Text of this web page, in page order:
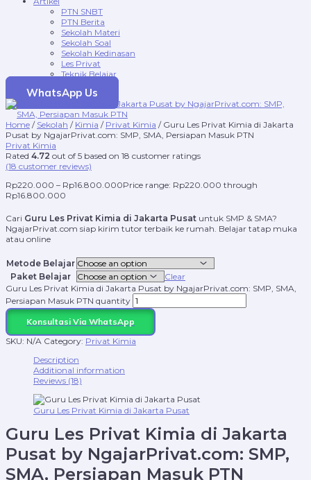
PTN SNBT
PTN Berita
Sekolah Materi
Sekolah Soal
Sekolah Kedinasan
Les Privat
Teknik Belajar
WhatsApp Us
Home / Sekolah / Kimia / Privat Kimia / Guru Les Privat Kimia di Jakarta
Pusat by NgajarPrivat.com: SMP, SMA, Persiapan Masuk PTN
Privat Kimia
Rated 4.72 out of 5 based on 18 customer ratings
(18 customer reviews)
Rp220.000 – Rp16.800.000Price range: Rp220.000 through
Rp16.800.000
Cari Guru Les Privat Kimia di Jakarta Pusat untuk SMP & SMA?
NgajarPrivat.com siap kirim tutor terbaik ke rumah. Belajar tatap muka
atau online
Metode Belajar
Paket Belajar
Clear
Guru Les Privat Kimia di Jakarta Pusat by NgajarPrivat.com: SMP, SMA,
Persiapan Masuk PTN quantity
Konsultasi Via WhatsApp
SKU: N/A Category: Privat Kimia
Description
Additional information
Reviews (18)
Guru Les Privat Kimia di Jakarta Pusat
Guru Les Privat Kimia di Jakarta
Pusat by NgajarPrivat.com: SMP,
SMA, Persiapan Masuk PTN